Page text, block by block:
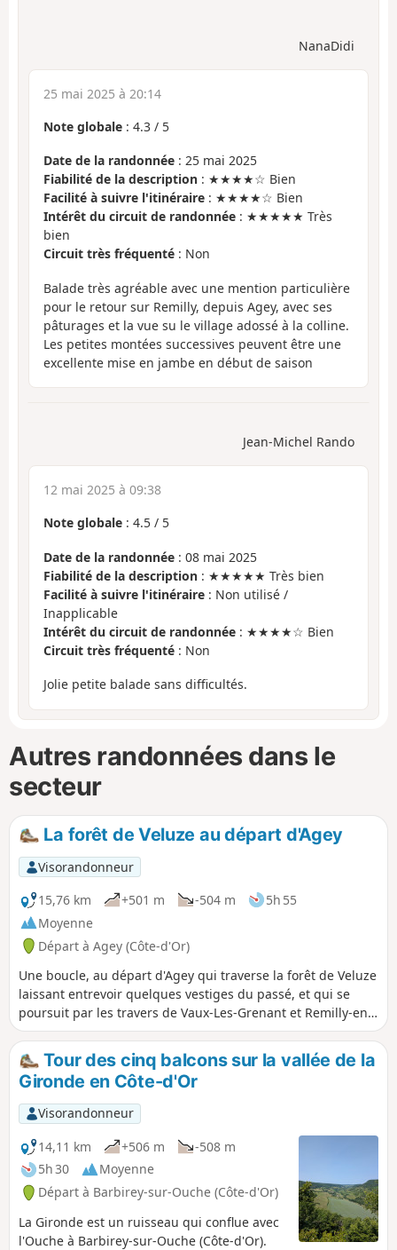
NanaDidi
25 mai 2025 à 20:14
Note globale : 4.3 / 5
Date de la randonnée : 25 mai 2025
Fiabilité de la description : ★★★★☆ Bien
Facilité à suivre l'itinéraire : ★★★★☆ Bien
Intérêt du circuit de randonnée : ★★★★★ Très
bien
Circuit très fréquenté : Non
Balade très agréable avec une mention particulière
pour le retour sur Remilly, depuis Agey, avec ses
pâturages et la vue su le village adossé à la colline.
Les petites montées successives peuvent être une
excellente mise en jambe en début de saison
Jean-Michel Rando
12 mai 2025 à 09:38
Note globale : 4.5 / 5
Date de la randonnée : 08 mai 2025
Fiabilité de la description : ★★★★★ Très bien
Facilité à suivre l'itinéraire : Non utilisé /
Inapplicable
Intérêt du circuit de randonnée : ★★★★☆ Bien
Circuit très fréquenté : Non
Jolie petite balade sans difficultés.
Autres randonnées dans le
secteur
La forêt de Veluze au départ d'Agey
Visorandonneur
15,76 km
+501 m -504 m
5h 55
Moyenne
Départ à Agey (Côte-d'Or)
Une boucle, au départ d'Agey qui traverse la forêt de Veluze
laissant entrevoir quelques vestiges du passé, et qui se
poursuit par les travers de Vaux-Les-Grenant et Remilly-en-
Montagne.
Tour des cinq balcons sur la vallée de la
Gironde en Côte-d'Or
Visorandonneur
14,11 km
+506 m
-508 m
5h 30
Moyenne
Départ à Barbirey-sur-Ouche (Côte-d'Or)
La Gironde est un ruisseau qui conflue avec
l'Ouche à Barbirey-sur-Ouche (Côte-d'Or).